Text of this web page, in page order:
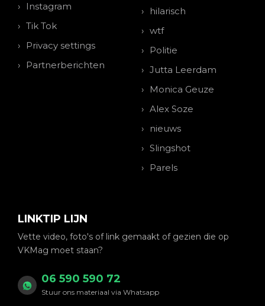
Instagram
Tik Tok
Privacy settings
Partnerberichten
hilarisch
wtf
Politie
Jutta Leerdam
Monica Geuze
Alex Soze
nieuws
Slingshot
Parels
LINKTIP LIJN
Vette video, foto's of link gemaakt of gezien die op
VKMag moet staan?
06 590 590 72
Stuur ons materiaal via Whatsapp